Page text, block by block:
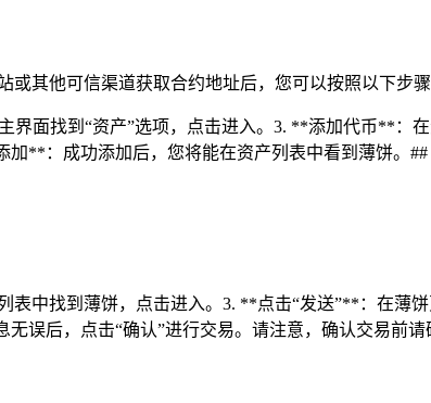
其他可信渠道获取合约地址后，您可以按照以下步骤
面找到“资产”选项，点击进入。3. **添加代币**：
**：成功添加后，您将能在资产列表中看到薄饼。##
中找到薄饼，点击进入。3. **点击“发送”**：在薄
误后，点击“确认”进行交易。请注意，确认交易前